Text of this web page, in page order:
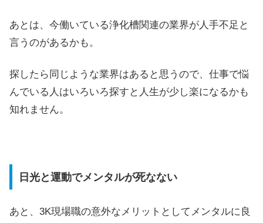
あとは、今働いている浄化槽関連の業界が人手不足と
言うのがあるかも。
探したら同じような業界はあると思うので、仕事で悩
んでいる人はいろいろ探すと人生が少し楽になるかも
知れません。
日光と運動でメンタルが死なない
あと、3K現場職の意外なメリットとしてメンタルに良